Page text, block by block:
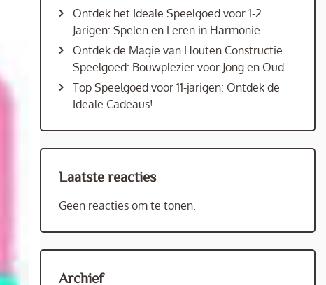
Ontdek het Ideale Speelgoed voor 1-2
Jarigen: Spelen en Leren in Harmonie
Ontdek de Magie van Houten Constructie
Speelgoed: Bouwplezier voor Jong en Oud
Top Speelgoed voor 11-jarigen: Ontdek de
Ideale Cadeaus!
Laatste reacties
Geen reacties om te tonen.
Archief